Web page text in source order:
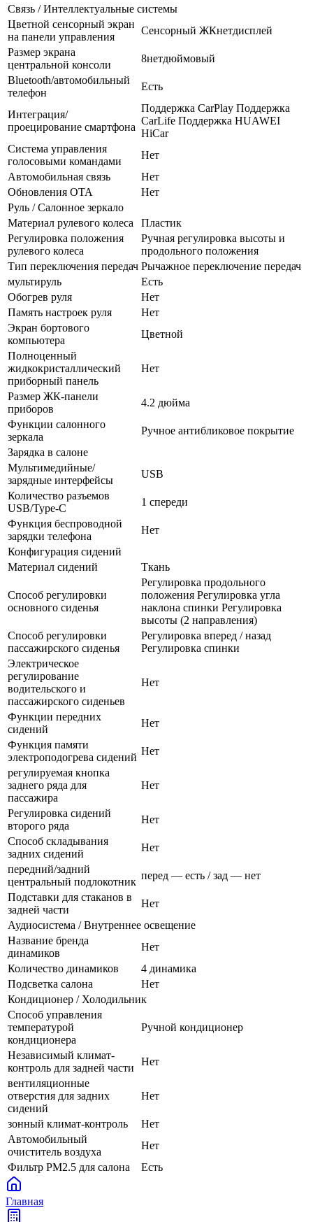
Связь / Интеллектуальные системы
Цветной сенсорный экран
на панели управления
Сенсорный ЖКнетдисплей
Размер экрана
центральной консоли
8нетдюймовый
Bluetooth/автомобильный
телефон
Есть
Интеграция/
проецирование смартфона
Поддержка CarPlay Поддержка
CarLife Поддержка HUAWEI
HiCar
Система управления
голосовыми командами
Нет
Автомобильная связь
Нет
Обновления OTA
Нет
Руль / Салонное зеркало
Материал рулевого колеса
Пластик
Регулировка положения
рулевого колеса
Ручная регулировка высоты и
продольного положения
Тип переключения передач Рычажное переключение передач
мультируль
Есть
Обогрев руля
Нет
Память настроек руля
Нет
Экран бортового
компьютера
Цветной
Полноценный
жидкокристаллический
приборный панель
Нет
Размер ЖК-панели
приборов
4.2 дюйма
Функции салонного
зеркала
Ручное антибликовое покрытие
Зарядка в салоне
Мультимедийные/
зарядные интерфейсы
USB
Количество разъемов
USB/Type-C
1 спереди
Функция беспроводной
зарядки телефона
Нет
Конфигурация сидений
Материал сидений
Ткань
Способ регулировки
основного сиденья
Регулировка продольного
положения Регулировка угла
наклона спинки Регулировка
высоты (2 направления)
Способ регулировки
пассажирского сиденья
Регулировка вперед / назад
Регулировка спинки
Электрическое
регулирование
водительского и
пассажирского сиденьев
Нет
Функции передних
сидений
Нет
Функция памяти
электроподогрева сидений
Нет
регулируемая кнопка
заднего ряда для
пассажира
Нет
Регулировка сидений
второго ряда
Нет
Способ складывания
задних сидений
Нет
передний/задний
центральный подлокотник
перед — есть / зад — нет
Подставки для стаканов в
задней части
Нет
Аудиосистема / Внутреннее освещение
Название бренда
динамиков
Нет
Количество динамиков
4 динамика
Подсветка салона
Нет
Кондиционер / Холодильник
Способ управления
температурой
кондиционера
Ручной кондиционер
Независимый климат-
контроль для задней части
Нет
вентиляционные
отверстия для задних
сидений
Нет
зонный климат-контроль
Нет
Автомобильный
очиститель воздуха
Нет
Фильтр PM2.5 для салона
Есть
Главная